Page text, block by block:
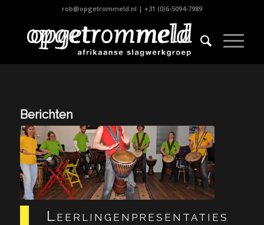
rob@opgetrommeld.nl | +31 (0)6-5094-7989
Berichten
Leerlingenpresentaties